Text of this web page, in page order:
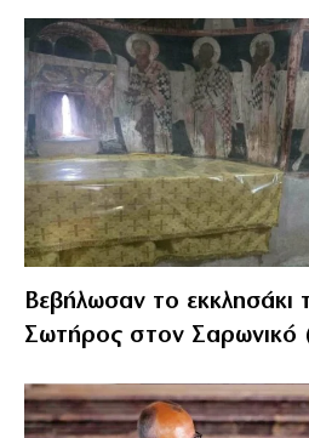
Βεβήλωσαν το εκκλησάκι
Σωτήρος στον